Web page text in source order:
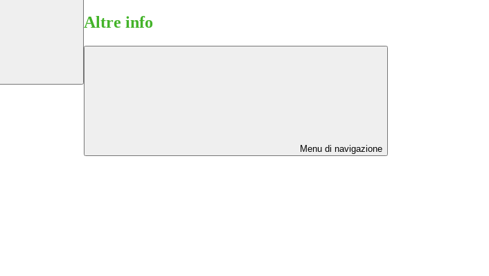
Altre info
Menu di navigazione